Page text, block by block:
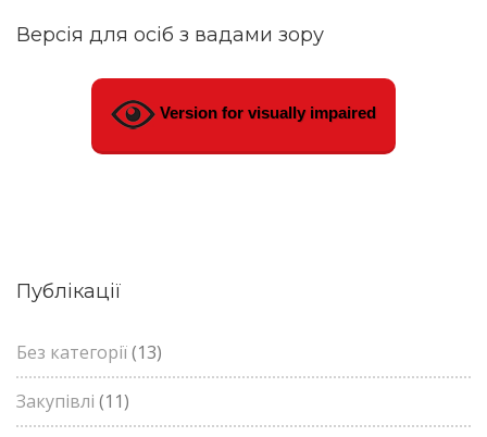
Версія для осіб з вадами зору
Version for visually impaired
Публікації
Без категорії(13)
Закупівлі (11)